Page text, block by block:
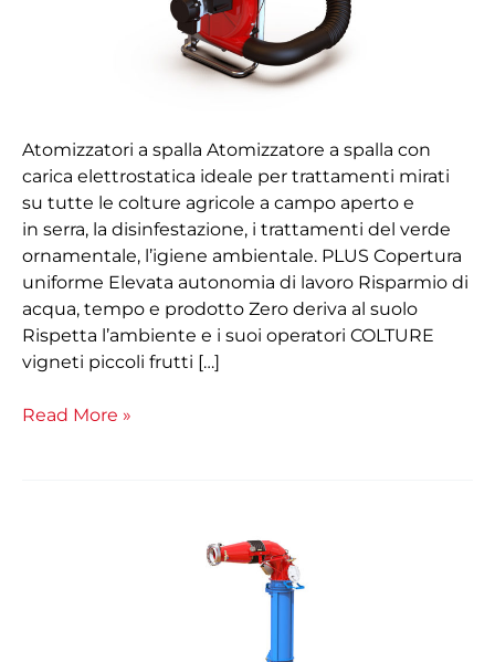
Atomizzatori a spalla Atomizzatore a spalla con
carica elettrostatica ideale per trattamenti mirati
su tutte le colture agricole a campo aperto e
in serra, la disinfestazione, i trattamenti del verde
ornamentale, l’igiene ambientale. PLUS Copertura
uniforme Elevata autonomia di lavoro Risparmio di
acqua, tempo e prodotto Zero deriva al suolo
Rispetta l’ambiente e i suoi operatori COLTURE
vigneti piccoli frutti […]
Read More »